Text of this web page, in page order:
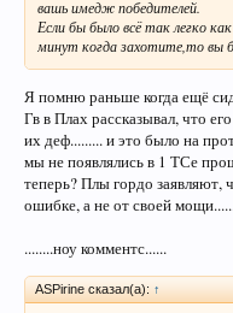
вашь имедж победителей.
Если бы было всё так легко
минут когда захотите,то вы
Я помню раньше когда ещё
Гв в Плах рассказывал, что
их деф......... и это было на
мы не появлялись в 1 ТСе
теперь? Плы гордо заявляют,
ошибке, а не от своей
........ноу комментс......
ASPirine сказал(а): ↑